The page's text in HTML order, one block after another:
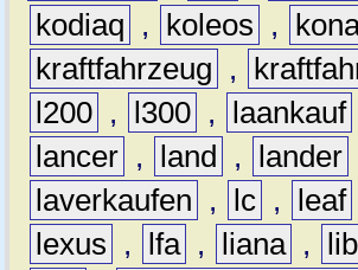
kodiaq
, koleos ,
kraftfahrzeug
,
l200 , l300 , laankauf
lancer , land , lander
laverkaufen
, lc , leaf
lexus
, lfa , liana ,